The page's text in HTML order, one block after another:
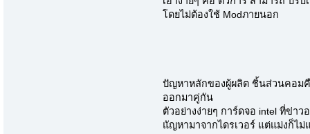
โดยไม่ต้องใช้ Modภายนอก
ปัญหาหลักของผู้ผลิต ชิ้นส่วนคอม
ออกมาคู่กัน
ตัวอย่างง่ายๆ การ์ดจอ intel ที่ข่า
แัญหามาจากไดรเวอร์ แต่แม่งก็ไม่